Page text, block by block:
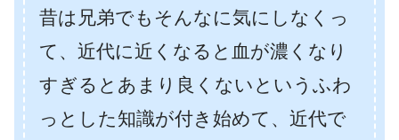
昔は兄弟でもそんなに気にしなくっ
て、近代に近くなると血が濃くなり
すぎるとあまり良くないというふわ
っとした知識が付き始めて、近代で